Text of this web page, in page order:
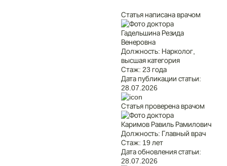
Статья написана врачом
Гадельшина Резида
Венеровна
Должность: Нарколог,
высшая категория
Стаж: 23 года
Дата публикации статьи:
28.07.2026
Статья проверена врачом
Каримов Равиль Рамилович
Должность: Главный врач
Стаж: 19 лет
Дата обновления статьи:
28.07.2026